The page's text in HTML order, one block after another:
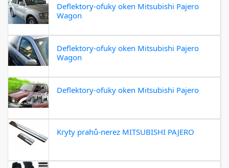
Deflektory-ofuky oken Mitsubishi Pajero
Wagon
Deflektory-ofuky oken Mitsubishi Pajero
Wagon
Deflektory-ofuky oken Mitsubishi Pajero
Kryty prahů-nerez MITSUBISHI PAJERO